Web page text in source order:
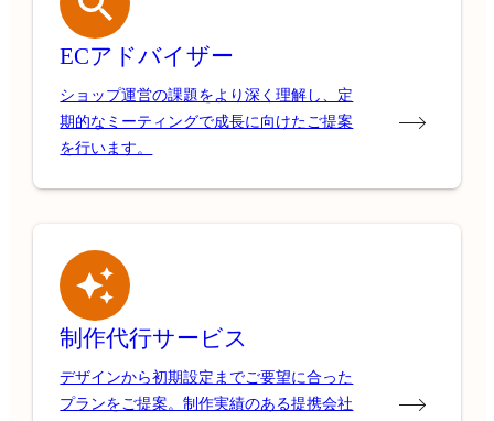
ECアドバイザー
ショップ運営の課題をより深く理解し、定
期的なミーティングで成長に向けたご提案
を行います。
制作代行サービス
デザインから初期設定までご要望に合った
プランをご提案。制作実績のある提携会社